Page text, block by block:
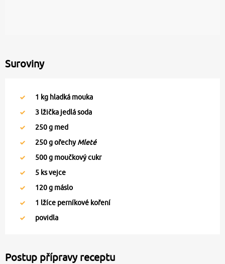
Suroviny
1 kg hladká mouka
3 lžička jedlá soda
250g med
250g ořechyMleté
500g moučkový cukr
5 ks vejce
120g máslo
1 lžíce perníkové koření
povidla
Postup přípravy receptu